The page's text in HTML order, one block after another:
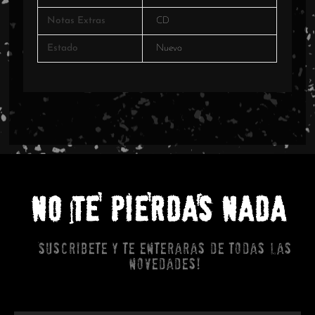
Notas Extras CD
Estado Nuevo
NO TE PIERDAS NADA
Suscribete y te enteraras de todas las
novedades!